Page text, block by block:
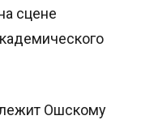
сцене
Ошскому